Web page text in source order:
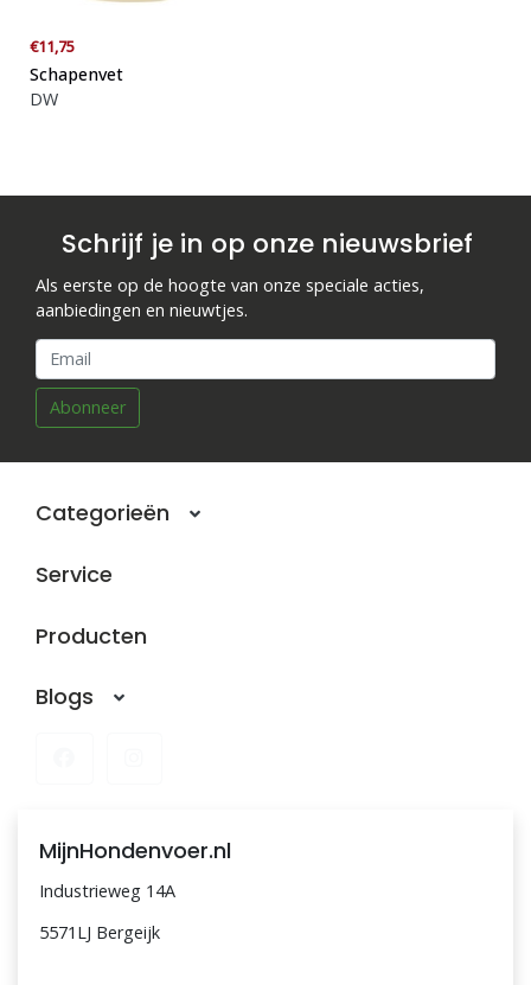
€11,75
Schapenvet
DW
Schrijf je in op onze nieuwsbrief
Als eerste op de hoogte van onze speciale acties,
aanbiedingen en nieuwtjes.
Abonneer
Categorieën
Service
Producten
Blogs
MijnHondenvoer.nl
Industrieweg 14A
5571LJ Bergeijk